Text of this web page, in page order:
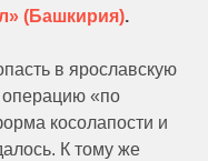
(Башкирия).
в ярославскую
«по
косолапости и
К тому же